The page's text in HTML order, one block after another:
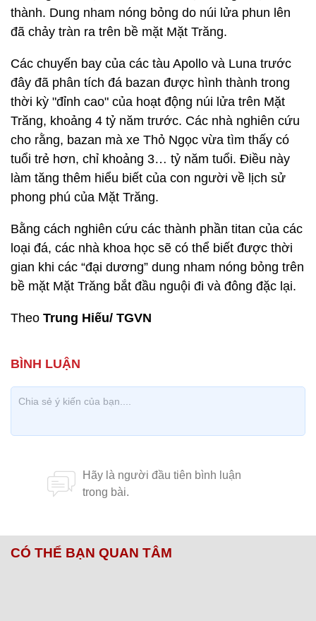
thành. Dung nham nóng bỏng do núi lửa phun lên
đã chảy tràn ra trên bề mặt Mặt Trăng.
Các chuyến bay của các tàu Apollo và Luna trước
đây đã phân tích đá bazan được hình thành trong
thời kỳ "đỉnh cao" của hoạt động núi lửa trên Mặt
Trăng, khoảng 4 tỷ năm trước. Các nhà nghiên cứu
cho rằng, bazan mà xe Thỏ Ngọc vừa tìm thấy có
tuổi trẻ hơn, chỉ khoảng 3… tỷ năm tuổi. Điều này
làm tăng thêm hiểu biết của con người về lịch sử
phong phú của Mặt Trăng.
Bằng cách nghiên cứu các thành phần titan của các
loại đá, các nhà khoa học sẽ có thể biết được thời
gian khi các “đại dương” dung nham nóng bỏng trên
bề mặt Mặt Trăng bắt đầu nguội đi và đông đặc lại.
Theo Trung Hiếu/ TGVN
CÓ THỂ BẠN QUAN TÂM